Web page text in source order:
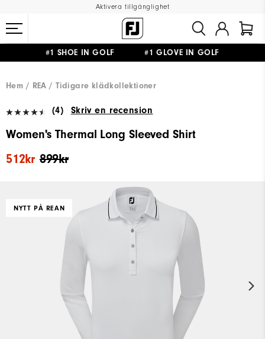
Aktivera tillgänglighet
#1 SHOE IN GOLF #1 GLOVE IN GOLF
Hem
REA Tidigare klädkollektioner
(4) Skriv en recension
Women's Thermal Long Sleeved Shirt
899kr
512kr
NYTT PÅ REAN